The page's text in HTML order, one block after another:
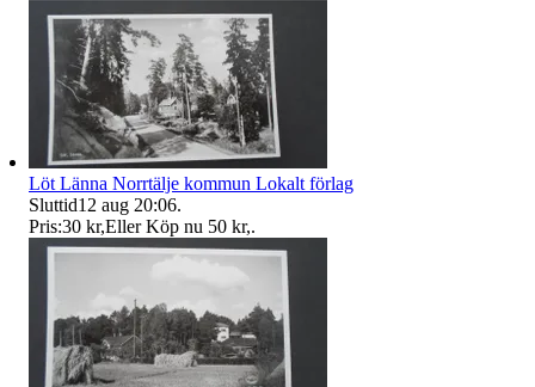
Löt Länna Norrtälje kommun Lokalt förlag
Sluttid12 aug 20:06.
Pris:30 kr,Eller Köp nu 50 kr,.